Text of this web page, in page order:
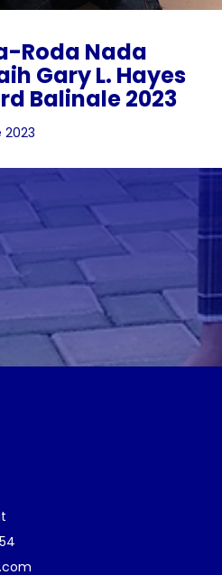
Roda Nada
Gary L. Hayes
Balinale 2023
2023